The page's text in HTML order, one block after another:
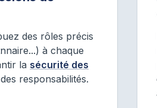
des rôles précis
à chaque
la sécurité des
responsabilités.